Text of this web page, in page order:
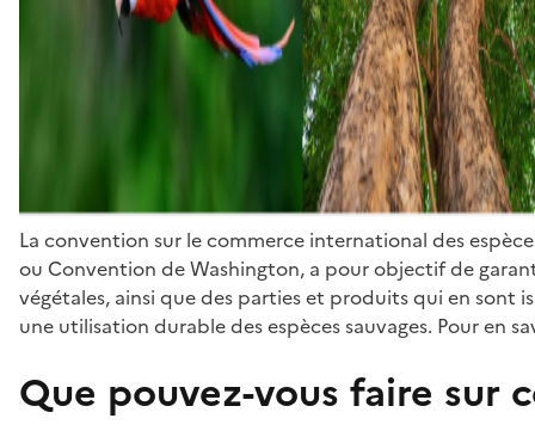
La convention sur le commerce international des
ou Convention de Washington, a pour objectif de
végétales, ainsi que des parties et produits qui en sont
une utilisation durable des espèces sauvages. Pour en
Que pouvez-vous faire sur